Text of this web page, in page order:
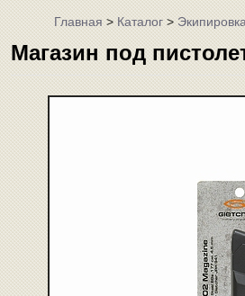
Главная>Каталог>
Магазин под